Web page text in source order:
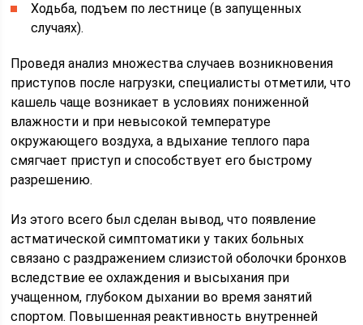
Ходьба, подъем по лестнице (в запущенных
случаях).
Проведя анализ множества случаев возникновения
приступов после нагрузки, специалисты отметили, что
кашель чаще возникает в условиях пониженной
влажности и при невысокой температуре
окружающего воздуха, а вдыхание теплого пара
смягчает приступ и способствует его быстрому
разрешению.
Из этого всего был сделан вывод, что появление
астматической симптоматики у таких больных
связано с раздражением слизистой оболочки бронхов
вследствие ее охлаждения и высыхания при
учащенном, глубоком дыхании во время занятий
спортом. Повышенная реактивность внутренней